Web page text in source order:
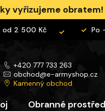
vyřizujeme obratem!
2 500 Kč Po -
+420 777 733 263
obchod@e-armyshop.cz
Kamenný obchod
Obranné